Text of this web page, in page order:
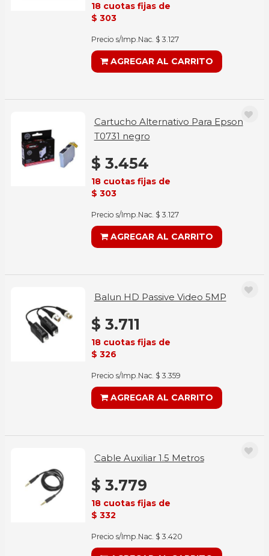
18 cuotas fijas de
$ 303
Precio s/Imp.Nac. $ 3.127
AGREGAR AL CARRITO
Cartucho Alternativo Para Epson
T0731 negro
$ 3.454
18 cuotas fijas de
$ 303
Precio s/Imp.Nac. $ 3.127
AGREGAR AL CARRITO
Balun HD Passive Video 5MP
$ 3.711
18 cuotas fijas de
$ 326
Precio s/Imp.Nac. $ 3.359
AGREGAR AL CARRITO
Cable Auxiliar 1.5 Metros
$ 3.779
18 cuotas fijas de
$ 332
Precio s/Imp.Nac. $ 3.420